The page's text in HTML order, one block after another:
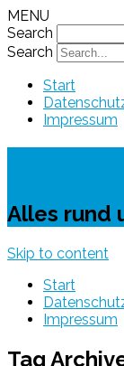
MENU
Search
Search
Start
Impressum
Alles rund
Skip to content
Start
Impressum
Tag